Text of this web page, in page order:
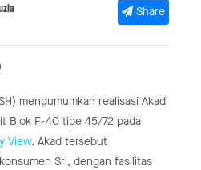
Share
mengumumkan realisasi Akad
Blok F-40 tipe 45/72 pada
View. Akad tersebut
Sri, dengan fasilitas